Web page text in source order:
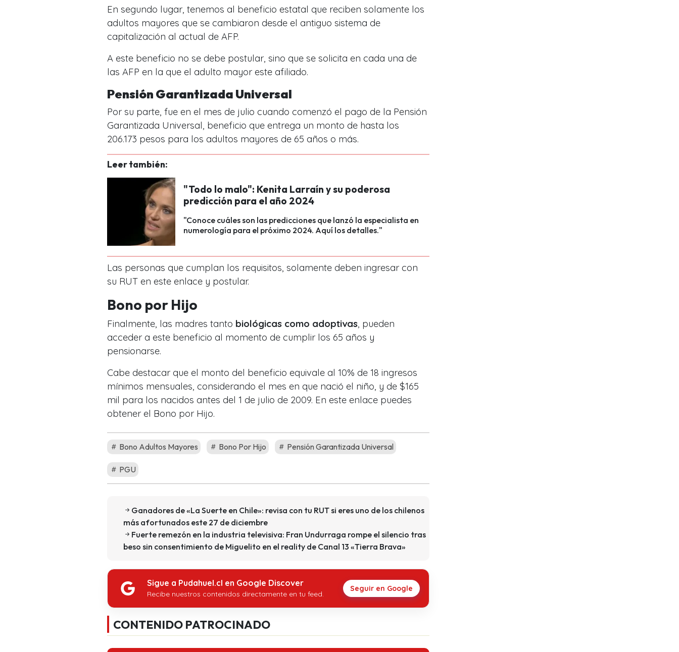
En segundo lugar, tenemos al beneficio estatal que reciben solamente los
adultos mayores que se cambiaron desde el antiguo sistema de
capitalización al actual de AFP.
A este beneficio no se debe postular, sino que se solicita en cada una de
las AFP en la que el adulto mayor este afiliado.
Pensión Garantizada Universal
Por su parte, fue en el mes de julio cuando comenzó el pago de la Pensión
Garantizada Universal, beneficio que entrega un monto de hasta los
206.173 pesos para los adultos mayores de 65 años o más.
Leer también:
"Todo lo malo": Kenita Larraín y su poderosa
predicción para el año 2024
"Conoce cuáles son las predicciones que lanzó la especialista en
numerología para el próximo 2024. Aquí los detalles."
Las personas que cumplan los requisitos, solamente deben ingresar con
su RUT en este enlace y postular.
Bono por Hijo
Finalmente, las madres tanto biológicas como adoptivas , pueden
acceder a este beneficio al momento de cumplir los 65 años y
pensionarse.
Cabe destacar que el monto del beneficio equivale al 10% de 18 ingresos
mínimos mensuales, considerando el mes en que nació el niño, y de $165
mil para los nacidos antes del 1 de julio de 2009. En este enlace puedes
obtener el Bono por Hijo.
Bono Adultos Mayores Bono Por Hijo Pensión Garantizada Universal
PGU
Ganadores de «La Suerte en Chile»: revisa con tu RUT si eres uno de los chilenos
más afortunados este 27 de diciembre
Fuerte remezón en la industria televisiva: Fran Undurraga rompe el silencio tras
beso sin consentimiento de Miguelito en el reality de Canal 13 «Tierra Brava»
Sigue a Pudahuel.cl en Google Discover
Recibe nuestros contenidos directamente en tu feed.
Seguir en Google
CONTENIDO PATROCINADO